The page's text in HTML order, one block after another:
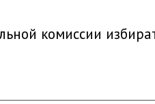
комиссии